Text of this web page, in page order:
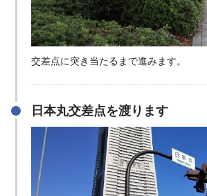
交差点に突き当たるまで進みます。
日本丸交差点を渡ります